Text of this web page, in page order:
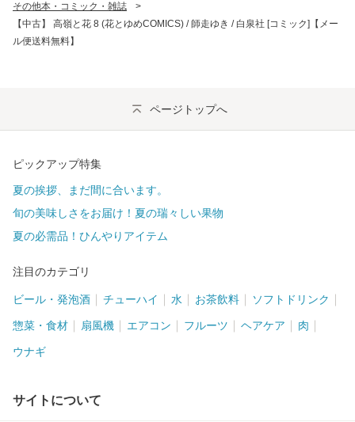
その他本・コミック・雑誌
>
【中古】 高嶺と花 8 (花とゆめCOMICS) / 師走ゆき / 白泉社 [コミック]【メー
ル便送料無料】
ページトップへ
ピックアップ特集
夏の挨拶、まだ間に合います。
旬の美味しさをお届け！夏の瑞々しい果物
夏の必需品！ひんやりアイテム
注目のカテゴリ
ビール・発泡酒 チューハイ 水 お茶飲料 ソフトドリンク
惣菜・食材 扇風機 エアコン フルーツ ヘアケア 肉
ウナギ
サイトについて